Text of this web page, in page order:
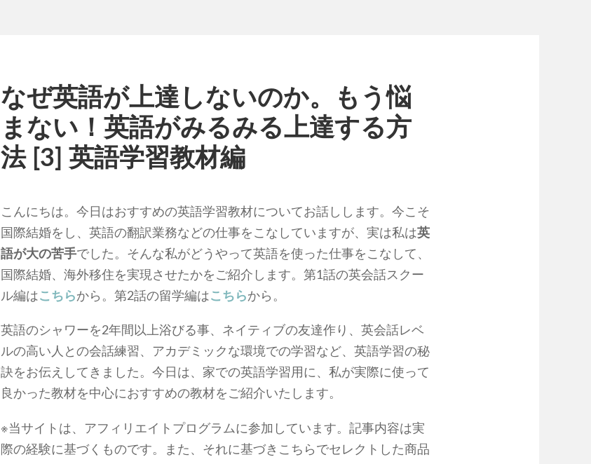
なぜ英語が上達しないのか。もう悩
まない！英語がみるみる上達する方
法 [3] 英語学習教材編
こんにちは。今日はおすすめの英語学習教材についてお話しします。今こそ
国際結婚をし、英語の翻訳業務などの仕事をこなしていますが、実は私は英
語が大の苦手でした。そんな私がどうやって英語を使った仕事をこなして、
国際結婚、海外移住を実現させたかをご紹介します。第1話の英会話スクー
ル編はこちらから。第2話の留学編はこちらから。
英語のシャワーを2年間以上浴びる事、ネイティブの友達作り、英会話レベ
ルの高い人との会話練習、アカデミックな環境での学習など、英語学習の秘
訣をお伝えしてきました。今日は、家での英語学習用に、私が実際に使って
良かった教材を中心におすすめの教材をご紹介いたします。
※当サイトは、アフィリエイトプログラムに参加しています。記事内容は実
際の経験に基づくものです。また、それに基づきこちらでセレクトした商品